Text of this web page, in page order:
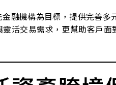
融機構為目標，提供完善
活交易需求，更幫助客戶